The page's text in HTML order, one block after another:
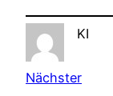
KI
Nächster